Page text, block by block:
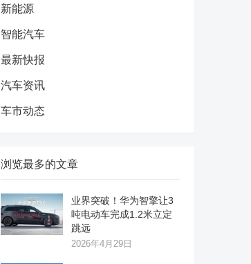
新能源
智能汽车
最新快报
汽车资讯
车市动态
浏览最多的文章
业界突破！华为智擎让3
吨电动车完成1.2米立定
跳远
2026年4月29日